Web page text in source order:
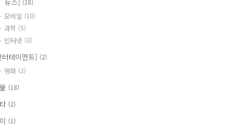
뉴스] (18)
모바일 (10)
과학 (5)
인터넷 (3)
터테이먼트] (2)
영화 (2)
(18)
(2)
(1)